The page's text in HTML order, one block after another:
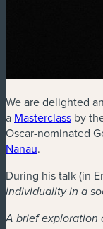
We are delighted
a Masterclass by
Oscar-nominated
Nanau(nouvelle
.
During his talk (in
individuality in a
A brief exploration